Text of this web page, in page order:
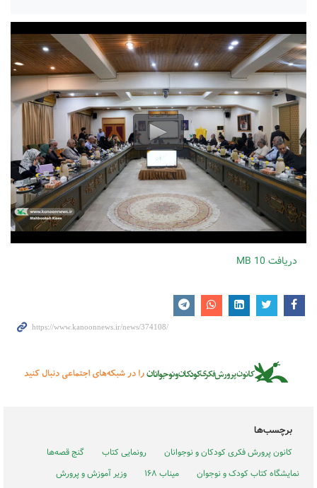
دریافت 10 MB
برچسب‌ها
کانون پرورش فکری کودکان و نوجوانان رونمایی کتاب
گنج قصه‌ها
نمایشگاه کتاب کودک و نوجوان
میناب ۱۶۸ وزیر آموزش و پرورش